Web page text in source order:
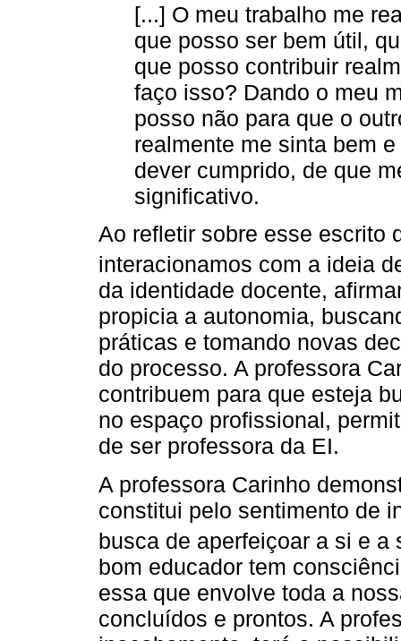
[...] O meu trabalho me
que posso ser bem útil,
que posso contribuir
faço isso? Dando o meu
posso não para que o
realmente me sinta bem
dever cumprido, de que
significativo.
Ao refletir sobre esse escrito
interacionamos com a ideia
da identidade docente,
propicia a autonomia,
práticas e tomando novas
do processo. A professora
contribuem para que esteja
no espaço profissional,
de ser professora da EI.
A professora Carinho
constitui pelo sentimento de
busca de aperfeiçoar a si e
bom educador tem
essa que envolve toda a
concluídos e prontos. A